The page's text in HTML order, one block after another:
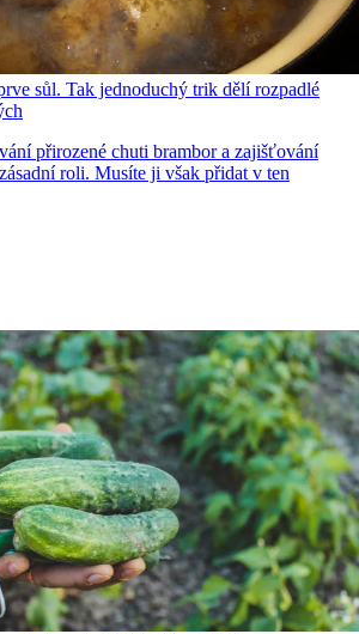
sůl. Tak jednoduchý trik dělí rozpadlé
přirozené chuti brambor a zajišťování
roli. Musíte ji však přidat v ten